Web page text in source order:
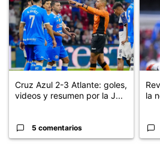
Cruz Azul 2-3 Atlante: goles,
videos y resumen por la J...
5 comentarios
la